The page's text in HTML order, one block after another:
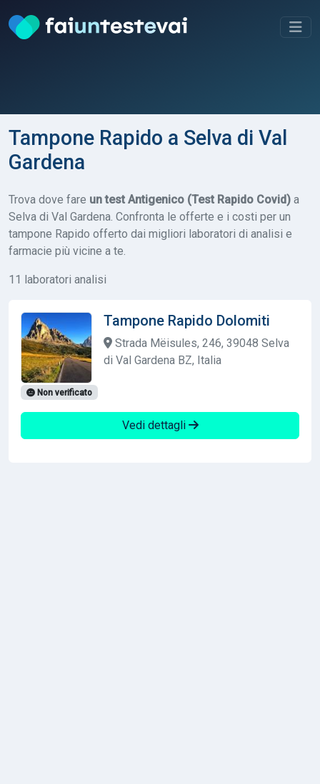
Tampone Rapido a Selva di Val
Gardena
Trova dove fare un test Antigenico (Test Rapido Covid) a
Selva di Val Gardena. Confronta le offerte e i costi per un
tampone Rapido offerto dai migliori laboratori di analisi e
farmacie più vicine a te.
11 laboratori analisi
Tampone Rapido Dolomiti
Strada Mëisules, 246, 39048 Selva
di Val Gardena BZ, Italia
Non verificato
Vedi dettagli